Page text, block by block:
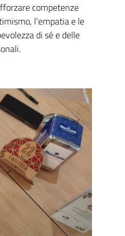
competenze
l’empatia e le
di sé e delle